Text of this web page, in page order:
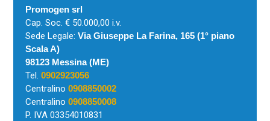
Promogen srl
Cap. Soc. € 50.000,00 i.v.
Sede Legale:Via Giuseppe La Farina, 165 (1° piano
Scala A)
98123 Messina (ME)
Tel.0902923056
Centralino0908850002
Centralino0908850008
P. IVA 03354010831